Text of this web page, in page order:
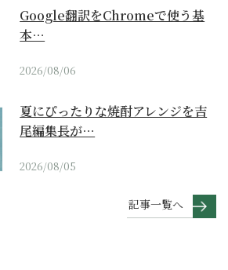
Google翻訳をChromeで使う基
本…
2026/08/06
夏にぴったりな焼酎アレンジを吉
尾編集長が…
2026/08/05
記事一覧へ